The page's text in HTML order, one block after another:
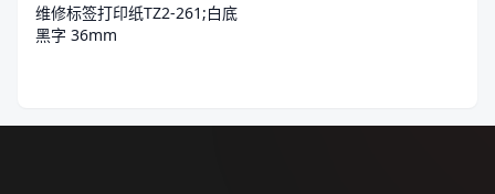
维修标签打印纸TZ2-261;白底
黑字 36mm